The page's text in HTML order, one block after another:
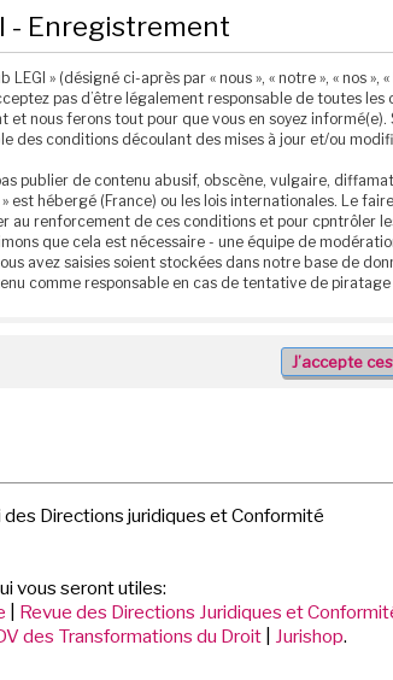
- Enregistrement
LEGI » (désigné ci-après par « nous », « notre », «
pas d’être légalement responsable de toutes
et nous ferons tout pour que vous en soyez
des conditions découlant des mises à jour et/ou
publier de contenu abusif, obscène, vulgaire,
» est hébergé (France) ou les lois internationales. Le
au renforcement de ces conditions et pour cpntrôler
que cela est nécessaire - une équipe de
avez saisies soient stockées dans notre base de
comme responsable en cas de tentative de
Directions juridiques et Conformité
vous seront utiles:
Revue des Directions Juridiques et
des Transformations du Droit
Jurishop.